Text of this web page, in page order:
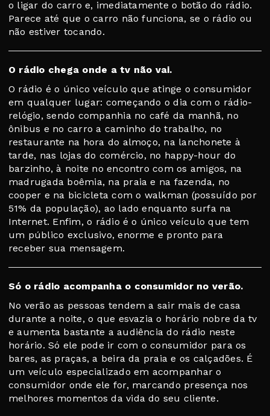
o ligar do carro e, imediatamente o botão do rádio.
Parece até que o carro não funciona, se o rádio ou
não estiver tocando.
O rádio chega onde a tv não vai.
O rádio é o único veículo que atinge o consumidor
em qualquer lugar: começando o dia com o rádio-
relógio, sendo companhia no café da manhã, no
ônibus e no carro a caminho do trabalho, no
restaurante na hora do almoço, na lanchonete à
tarde, nas lojas do comércio, no happy-hour do
barzinho, à noite no encontro com os amigos, na
madrugada boêmia, na praia e na fazenda, no
cooper e na bicicleta com o walkman (possuído por
51% da população), ao lado enquanto surfa na
Internet. Enfim, o rádio é o único veículo que tem
um público exclusivo, enorme e pronto para
receber sua mensagem.
Só o rádio acompanha o consumidor no verão.
No verão as pessoas tendem a sair mais de casa
durante a noite, o que esvazia o horário nobre da tv
e aumenta bastante a audiência do rádio neste
horário. Só ele pode ir com o consumidor para os
bares, as praças, a beira da praia e os calçadões. É
um veículo especializado em acompanhar o
consumidor onde ele for, marcando presença nos
melhores momentos da vida do seu cliente.